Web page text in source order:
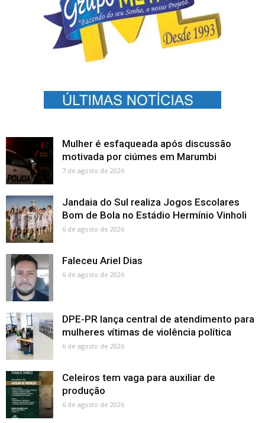
Mulher é esfaqueada após discussão
motivada por ciúmes em Marumbi
7 de agosto de 2026
Jandaia do Sul realiza Jogos Escolares
Bom de Bola no Estádio Hermínio Vinholi
6 de agosto de 2026
Faleceu Ariel Dias
6 de agosto de 2026
DPE-PR lança central de atendimento para
mulheres vítimas de violência política
6 de agosto de 2026
Celeiros tem vaga para auxiliar de
produção
6 de agosto de 2026